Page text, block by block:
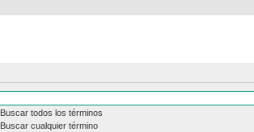
Buscar todos los términos
Buscar cualquier término